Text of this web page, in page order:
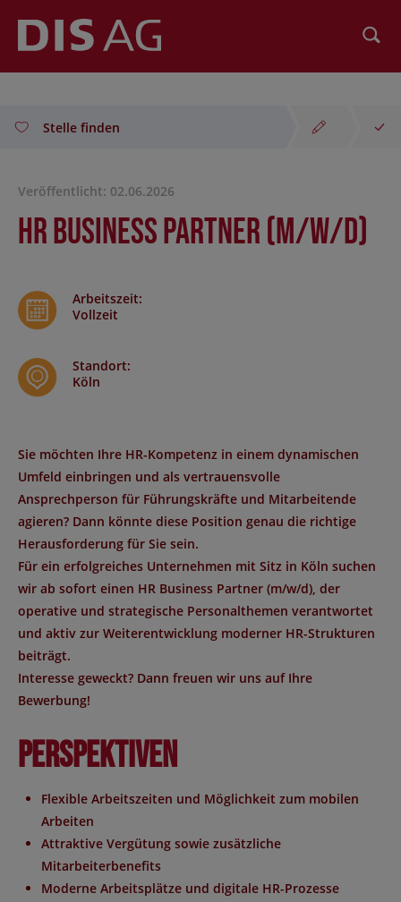
Stelle finden
Veröffentlicht: 02.06.2026
HR Business Partner (m/w/d)
Arbeitszeit:
Vollzeit
Standort:
Köln
Sie möchten Ihre HR-Kompetenz in einem dynamischen
Umfeld einbringen und als vertrauensvolle
Ansprechperson für Führungskräfte und Mitarbeitende
agieren? Dann könnte diese Position genau die richtige
Herausforderung für Sie sein.
Für ein erfolgreiches Unternehmen mit Sitz in Köln suchen
wir ab sofort einen HR Business Partner (m/w/d), der
operative und strategische Personalthemen verantwortet
und aktiv zur Weiterentwicklung moderner HR-Strukturen
beiträgt.
Interesse geweckt? Dann freuen wir uns auf Ihre
Bewerbung!
Perspektiven
Flexible Arbeitszeiten und Möglichkeit zum mobilen
Arbeiten
Attraktive Vergütung sowie zusätzliche
Mitarbeiterbenefits
Moderne Arbeitsplätze und digitale HR-Prozesse